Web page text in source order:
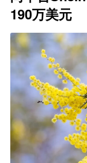
190万美元